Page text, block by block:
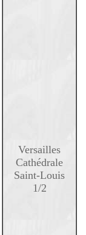
Versailles
Cathédrale
Saint-Louis
1/2